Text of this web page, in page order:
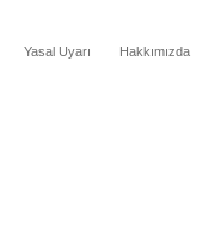
Yasal Uyarı Hakkımızda